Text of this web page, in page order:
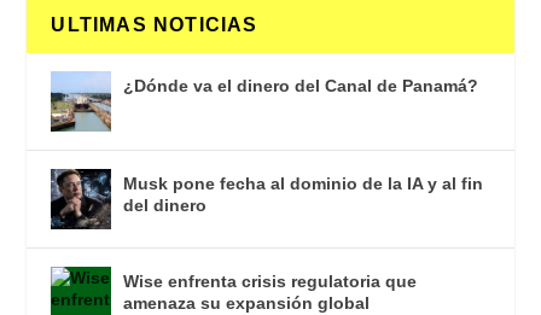
ULTIMAS NOTICIAS
¿Dónde va el dinero del Canal de Panamá?
Musk pone fecha al dominio de la IA y al fin
del dinero
Wise enfrenta crisis regulatoria que
amenaza su expansión global